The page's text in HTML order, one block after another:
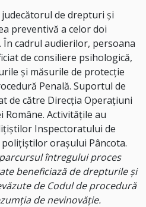
judecătorul de drepturi și
preventivă a celor doi
cadrul audierilor, persoana
de consiliere psihologică,
și măsurile de protecție
Penală. Suportul de
de către Direcția Operațiuni
Române. Activitățile au
Inspectoratului de
polițiștilor orașului Pâncota.
întregului proces
beneficiază de drepturile și
de Codul de procedură
de nevinovăție.